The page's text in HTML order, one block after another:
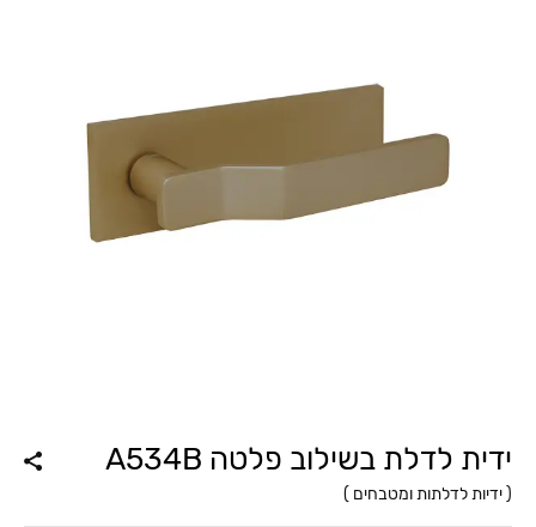
ידית לדלת בשילוב פלטה A534B
( ידיות לדלתות ומטבחים )